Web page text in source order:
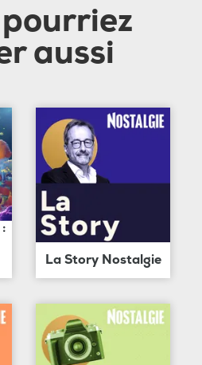
aussi
La Story Nostalgie